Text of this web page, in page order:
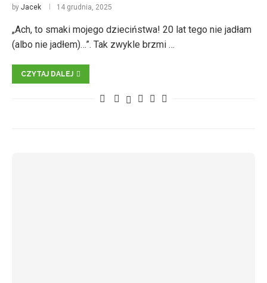
by Jacek 14 grudnia, 2025
„Ach, to smaki mojego dzieciństwa! 20 lat tego nie jadłam
(albo nie jadłem)…”. Tak zwykle brzmi …
CZYTAJ DALEJ